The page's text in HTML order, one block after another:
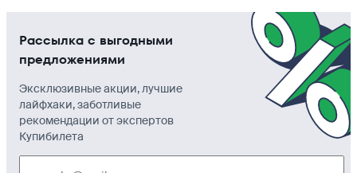
Рассылка с выгодными
предложениями
Эксклюзивные акции, лучшие
лайфхаки, заботливые
рекомендации от экспертов
Купибилета